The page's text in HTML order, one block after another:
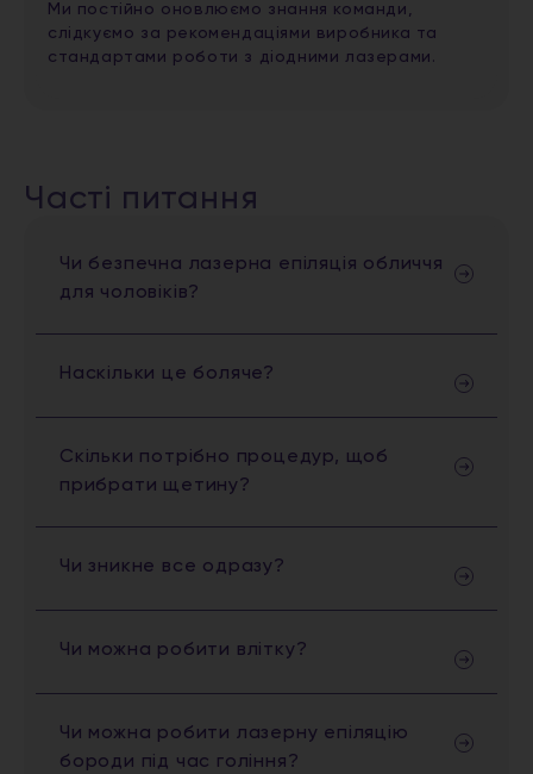
Ми постійно оновлюємо знання команди,
слідкуємо за рекомендаціями виробника та
стандартами роботи з діодними лазерами.
Часті питання
Чи безпечна лазерна епіляція обличчя
для чоловіків?
Наскільки це боляче?
Скільки потрібно процедур, щоб
прибрати щетину?
Чи зникне все одразу?
Чи можна робити влітку?
Чи можна робити лазерну епіляцію
бороди під час гоління?